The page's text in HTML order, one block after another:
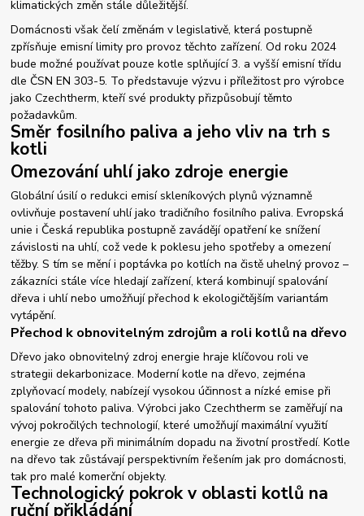
klimatických změn stále důležitější.
Domácnosti však čelí změnám v legislativě, která postupně
zpřísňuje emisní limity pro provoz těchto zařízení. Od roku 2024
bude možné používat pouze kotle splňující 3. a vyšší emisní třídu
dle ČSN EN 303-5. To představuje výzvu i příležitost pro výrobce
jako Czechtherm, kteří své produkty přizpůsobují těmto
požadavkům.
Směr fosilního paliva a jeho vliv na trh s
kotli
Omezování uhlí jako zdroje energie
Globální úsilí o redukci emisí skleníkových plynů významně
ovlivňuje postavení uhlí jako tradičního fosilního paliva. Evropská
unie i Česká republika postupně zavádějí opatření ke snížení
závislosti na uhlí, což vede k poklesu jeho spotřeby a omezení
těžby. S tím se mění i poptávka po kotlích na čistě uhelný provoz –
zákazníci stále více hledají zařízení, která kombinují spalování
dřeva i uhlí nebo umožňují přechod k ekologičtějším variantám
vytápění.
Přechod k obnovitelným zdrojům a roli kotlů na dřevo
Dřevo jako obnovitelný zdroj energie hraje klíčovou roli ve
strategii dekarbonizace. Moderní kotle na dřevo, zejména
zplyňovací modely, nabízejí vysokou účinnost a nízké emise při
spalování tohoto paliva. Výrobci jako Czechtherm se zaměřují na
vývoj pokročilých technologií, které umožňují maximální využití
energie ze dřeva při minimálním dopadu na životní prostředí. Kotle
na dřevo tak zůstávají perspektivním řešením jak pro domácnosti,
tak pro malé komerční objekty.
Technologický pokrok v oblasti kotlů na
ruční přikládání